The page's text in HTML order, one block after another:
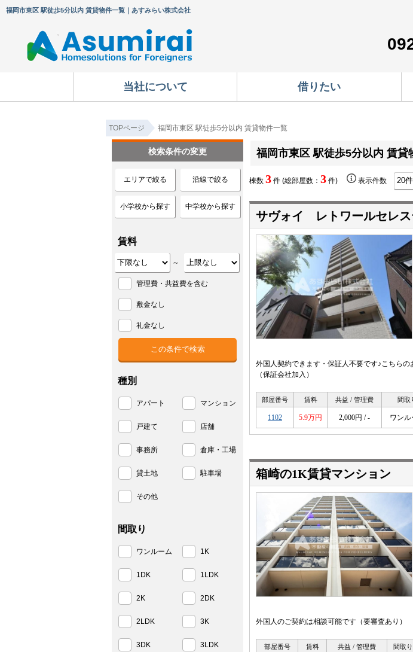
福岡市東区 駅徒歩5分以内 賃貸物件一覧｜あすみらい株式会社
当社について 借りたい
TOPページ 福岡市東区 駅徒歩5分以内 賃貸物件一覧
福岡市東区 駅徒歩5分以内 賃貸
棟数 3 件 (総部屋数： 3 件) 表示件数
サヴォイ レトワールセレス
外国人契約できます・保証人不要です♪こちら
（保証会社加入）
部屋番号 賃料 共益 / 管理費 間取
1102 5.9万円 2,000円 / - ワンル
箱崎の1K賃貸マンション
外国人のご契約は相談可能です（要審査あり）
部屋番号 賃料 共益 / 管理費 間取り
検索条件の変更
エリアで絞る 沿線で絞る
小学校から探す 中学校から探す
賃料
～
管理費・共益費を含む
敷金なし
礼金なし
種別
アパート マンション
戸建て 店舗
事務所 倉庫・工場
貸土地 駐車場
その他
間取り
ワンルーム 1K
1DK 1LDK
2K 2DK
2LDK 3K
3DK 3LDK